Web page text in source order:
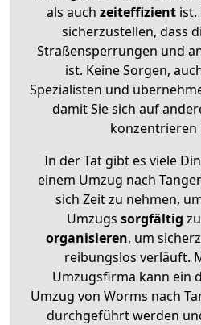
als auch zeiteffizientist.
sicherzustellen, dass
Straßensperrungen und
ist. Keine Sorgen,
Spezialisten und
damit Sie sich auf
konzentrieren
In der Tat gibt es viele
einem Umzug nach
sich Zeit zu nehmen,
Umzugs sorgfältig zu
organisieren, um
reibungslos verläuft.
Umzugsfirma kann ein
Umzug von Worms nach
durchgeführt werden